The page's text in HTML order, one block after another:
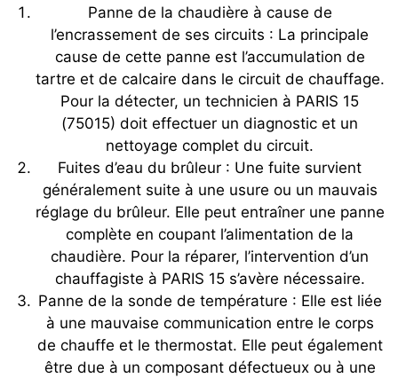
Panne de la chaudière à cause de
l’encrassement de ses circuits : La principale
cause de cette panne est l’accumulation de
tartre et de calcaire dans le circuit de chauffage.
Pour la détecter, un technicien à PARIS 15
(75015) doit effectuer un diagnostic et un
nettoyage complet du circuit.
Fuites d’eau du brûleur : Une fuite survient
généralement suite à une usure ou un mauvais
réglage du brûleur. Elle peut entraîner une panne
complète en coupant l’alimentation de la
chaudière. Pour la réparer, l’intervention d’un
chauffagiste à PARIS 15 s’avère nécessaire.
Panne de la sonde de température : Elle est liée
à une mauvaise communication entre le corps
de chauffe et le thermostat. Elle peut également
être due à un composant défectueux ou à une